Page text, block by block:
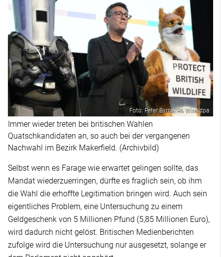
Foto: Peter Byrne/PA Wire/dpa
Immer wieder treten bei britischen Wahlen
Quatschkandidaten an, so auch bei der vergangenen
Nachwahl im Bezirk Makerfield. (Archivbild)
Selbst wenn es Farage wie erwartet gelingen sollte, das
Mandat wiederzuerringen, dürfte es fraglich sein, ob ihm
die Wahl die erhoffte Legitimation bringen wird. Auch sein
eigentliches Problem, eine Untersuchung zu einem
Geldgeschenk von 5 Millionen Pfund (5,85 Millionen Euro),
wird dadurch nicht gelöst. Britischen Medienberichten
zufolge wird die Untersuchung nur ausgesetzt, solange er